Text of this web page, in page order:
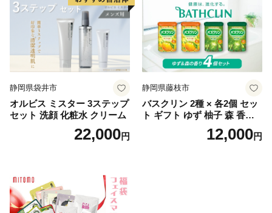
静岡県袋井市
オルビス ミスター 3ステップ
セット 洗顔 化粧水 クリーム
22,000円
静岡県藤枝市
バスクリン 2種 × 各2個 セッ
ト ギフト ゆず 柚子 森 香り
日用品 お風呂 バス用品 温活
アロマ 香り まとめ買い静岡
12,000円